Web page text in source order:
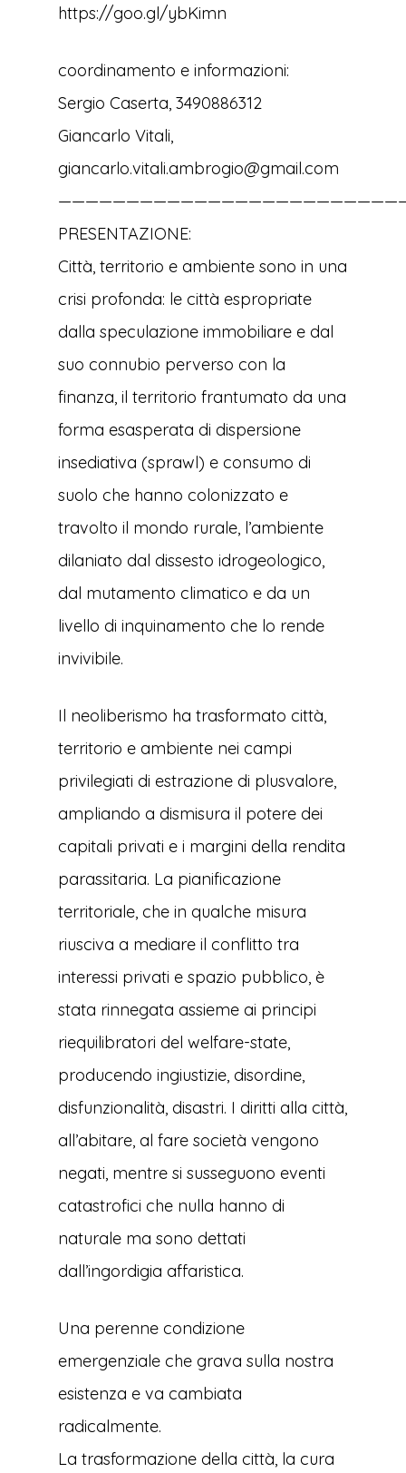
https://goo.gl/ybKimn
coordinamento e informazioni:
Sergio Caserta, 3490886312
Giancarlo Vitali,
giancarlo.vitali.ambrogio@gmail.com
PRESENTAZIONE:
Città, territorio e ambiente sono in una
crisi profonda: le città espropriate
dalla speculazione immobiliare e dal
suo connubio perverso con la
finanza, il territorio frantumato da una
forma esasperata di dispersione
insediativa (sprawl) e consumo di
suolo che hanno colonizzato e
travolto il mondo rurale, l’ambiente
dilaniato dal dissesto idrogeologico,
dal mutamento climatico e da un
livello di inquinamento che lo rende
invivibile.
Il neoliberismo ha trasformato città,
territorio e ambiente nei campi
privilegiati di estrazione di plusvalore,
ampliando a dismisura il potere dei
capitali privati e i margini della rendita
parassitaria. La pianificazione
territoriale, che in qualche misura
riusciva a mediare il conflitto tra
interessi privati e spazio pubblico, è
stata rinnegata assieme ai principi
riequilibratori del welfare-state,
producendo ingiustizie, disordine,
disfunzionalità, disastri. I diritti alla città,
all’abitare, al fare società vengono
negati, mentre si susseguono eventi
catastrofici che nulla hanno di
naturale ma sono dettati
dall’ingordigia affaristica.
Una perenne condizione
emergenziale che grava sulla nostra
esistenza e va cambiata
radicalmente.
La trasformazione della città, la cura